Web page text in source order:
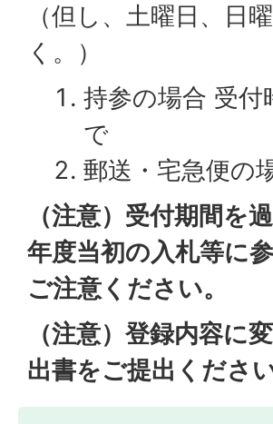
（但し、土曜日、日
く。）
持参の場合 受付
で
郵送・宅急便の
（注意）受付期間を
年度当初の入札等に
ご注意ください。
（注意）登録内容に
出書をご提出ください